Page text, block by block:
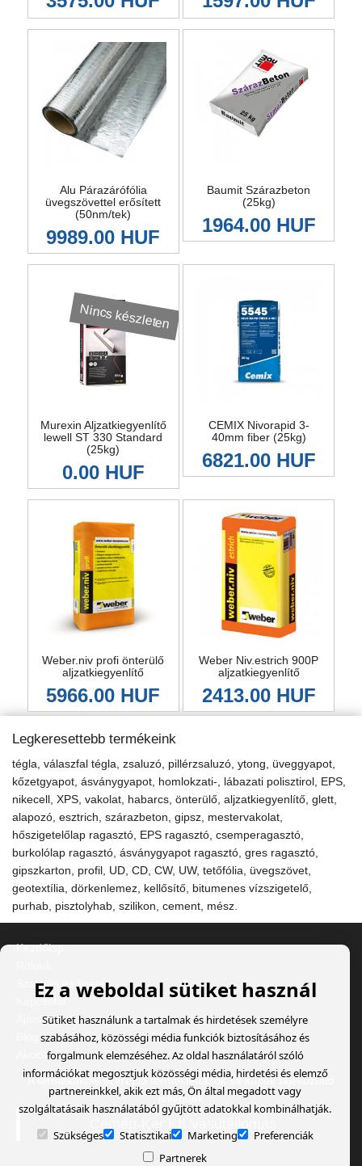
Alu Párazárófólia
üvegszövettel erősített
(50nm/tek)
9989.00 HUF
Baumit Szárazbeton
(25kg)
1964.00 HUF
Murexin Aljzatkiegyenlítő
lewell ST 330 Standard
(25kg)
0.00 HUF
Nincs készleten
CEMIX Nivorapid 3-
40mm fiber (25kg)
6821.00 HUF
Weber.niv profi önterülő
aljzatkiegyenlítő
5966.00 HUF
Weber Niv.estrich 900P
aljzatkiegyenlítő
2413.00 HUF
Legkeresettebb termékeink
tégla, válaszfal tégla, zsaluzó, pillérzsaluzó, ytong, üveggyapot,
kőzetgyapot, ásványgyapot, homlokzati-, lábazati polisztirol, EPS,
nikecell, XPS, vakolat, habarcs, önterülő, aljzatkiegyenlítő, glett,
alapozó, esztrich, szárazbeton, gipsz, mestervakolat,
hőszigetelőlap ragasztó, EPS ragasztó, csemperagasztó,
burkolólap ragasztó, ásványgyapot ragasztó, gres ragasztó,
gipszkarton, profil, UD, CD, CW, UW, tetőfólia, üvegszövet,
geotextília, dörkenlemez, kellősítő, bitumenes vízszigetelő,
purhab, pisztolyhab, szilikon, cement, mész.
Kezdőlap
Szállítás és fizetés
Kapcsolat
Ajánlatkérés
Akciók, információk
A termékeknél szereplő termékleírások és képek tájékoztató
jellegűek
Ez a weboldal sütiket használ
Sütiket használunk a tartalmak és hirdetések személyre
szabásához, közösségi média funkciók biztosításához és
forgalmunk elemzéséhez. Az oldal használatáról szóló
információkat megosztjuk közösségi média, hirdetési és elemző
partnereinkkel, akik ezt más, Ön által megadott vagy
szolgáltatásaik használatából gyűjtött adatokkal kombinálhatják.
Szükséges
Statisztikai Marketing
Preferenciák
Partnerek